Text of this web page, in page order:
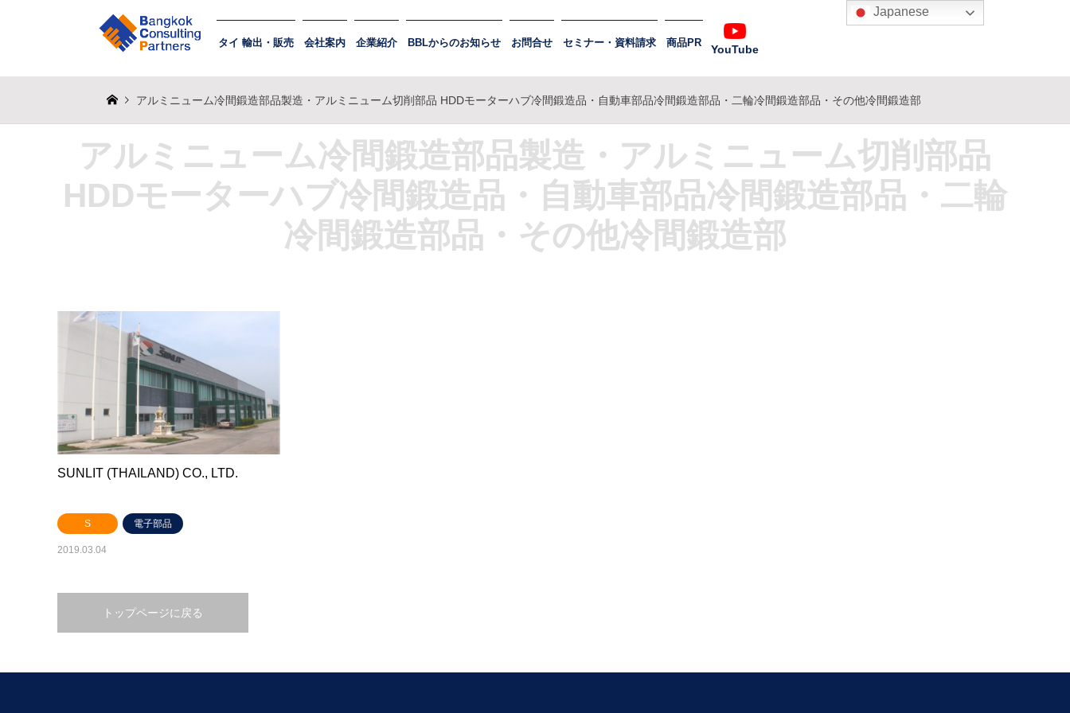
タイ 輸出・販売 会社案内 企業紹介 BBLからのお知らせ お問合せ セミナー・資料請求 商品PR
YouTube
アルミニューム冷間鍛造部品製造・アルミニューム切削部品 HDDモーターハブ冷間鍛造品・自動車部品冷間鍛造部品・二輪冷間鍛造部品・その他冷間鍛造部
アルミニューム冷間鍛造部品製造・アルミニューム切削部品
HDDモーターハブ冷間鍛造品・自動車部品冷間鍛造部品・二輪
冷間鍛造部品・その他冷間鍛造部
SUNLIT (THAILAND) CO., LTD.
S 電子部品
2019.03.04
トップページに戻る
Japanese